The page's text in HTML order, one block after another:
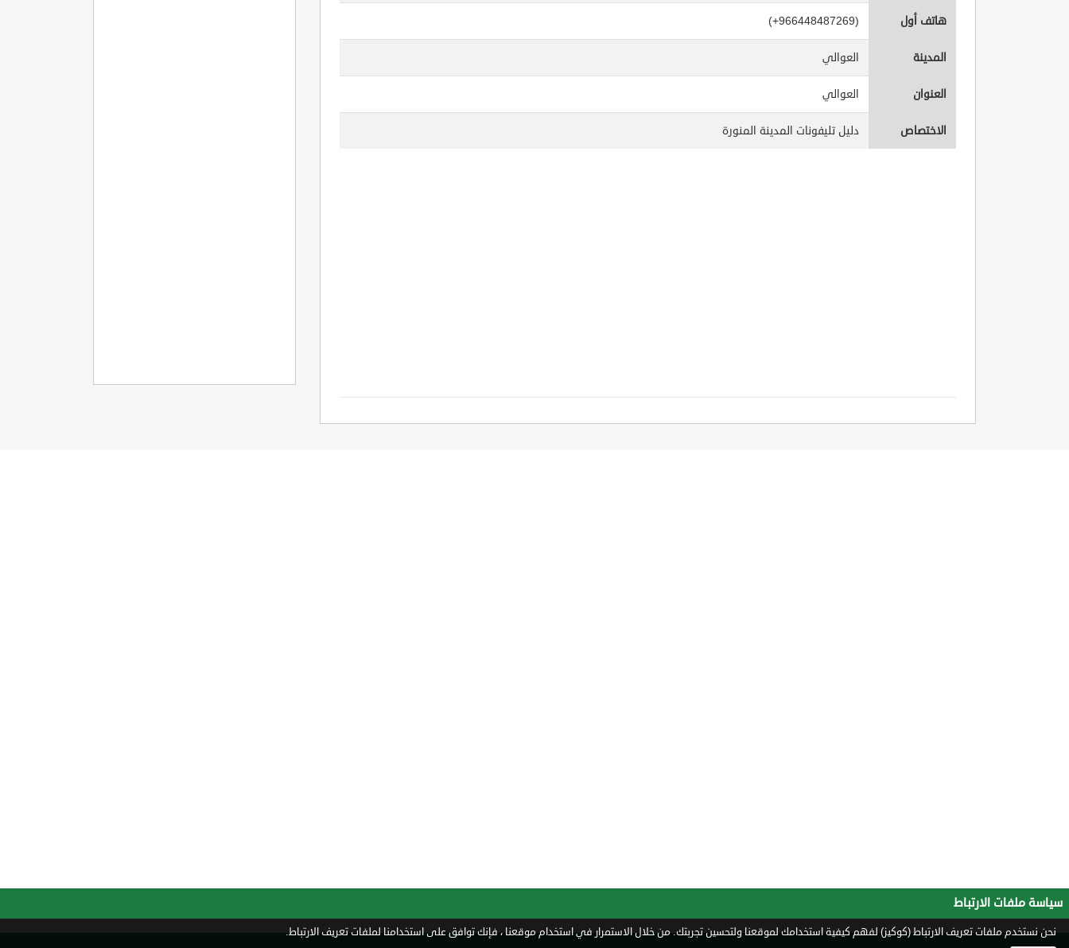
هاتف أول (+966448487269)
المدينة العوالي
العنوان العوالي
الاختصاص دليل تليفونات المدينة المنورة
سياسة ملفات الارتباط
نحن نستخدم ملفات تعريف الارتباط (كوكيز) لفهم كيفية استخدامك لموقعنا ولتحسين تجربتك. من خلال الاستمرار في استخدام موقعنا ، فإنك توافق على استخدامنا لملفات تعريف الارتباط.